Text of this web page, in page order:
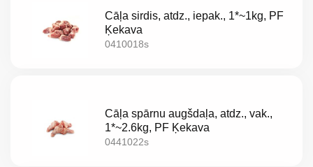
Cāļa sirdis, atdz., iepak., 1*~1kg, PF
Ķekava
0410018s
Cāļa spārnu augšdaļa, atdz., vak.,
1*~2.6kg, PF Ķekava
0441022s